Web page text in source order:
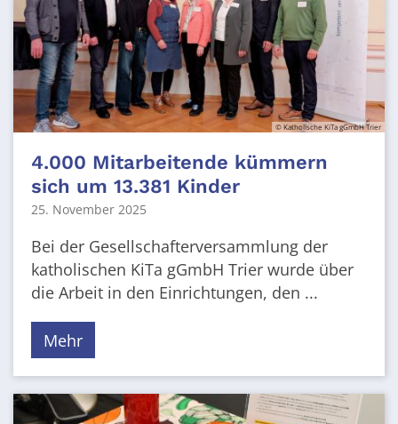
© Katholische KiTa gGmbH Trier
4.000 Mitarbeitende kümmern
sich um 13.381 Kinder
25. November 2025
Bei der Gesellschafterversammlung der
katholischen KiTa gGmbH Trier wurde über
die Arbeit in den Einrichtungen, den ...
Mehr